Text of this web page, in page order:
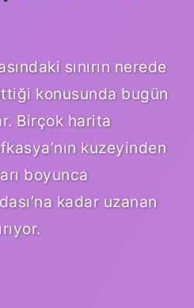
sınırın nerede
konusunda bugün
Birçok harita
kuzeyinden
boyunca
kadar uzanan